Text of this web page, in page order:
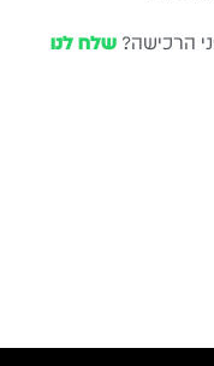
הרכישה? שלח לנו